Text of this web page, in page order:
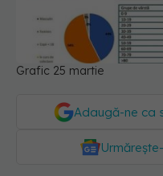
Grafic 25 martie
Adaugă-ne ca